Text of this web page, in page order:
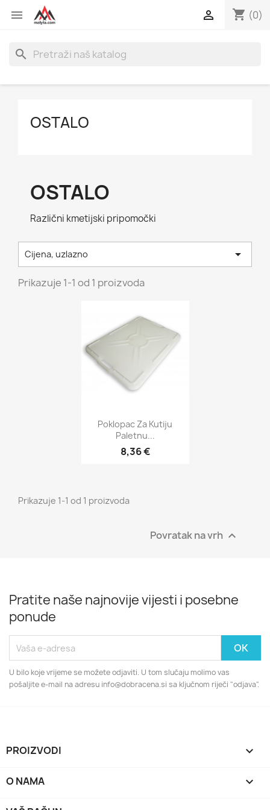
 shopping_cart (0)

search
OSTALO
OSTALO
Različni kmetijski pripomočki
Cijena, uzlazno 
Prikazuje 1-1 od 1 proizvoda
Brzi pregled
Poklopac Za Kutiju
Paletnu...
8,36 €
Prikazuje 1-1 od 1 proizvoda
Povratak na vrh 
Pratite naše najnovije vijesti i posebne
ponude
U bilo koje vrijeme se možete odjaviti. U tom slučaju molimo vas
pošaljite e-mail na adresu info@dobracena.si sa ključnom riječi "odjava".
PROIZVODI 
O NAMA 